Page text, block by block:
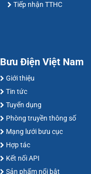
Tiếp nhận TTHC
Bưu Điện Việt Nam
Giới thiệu
Tin tức
Tuyển dụng
Phòng truyền thông số
Mạng lưới bưu cục
Hợp tác
Kết nối API
Sản phẩm nổi bật